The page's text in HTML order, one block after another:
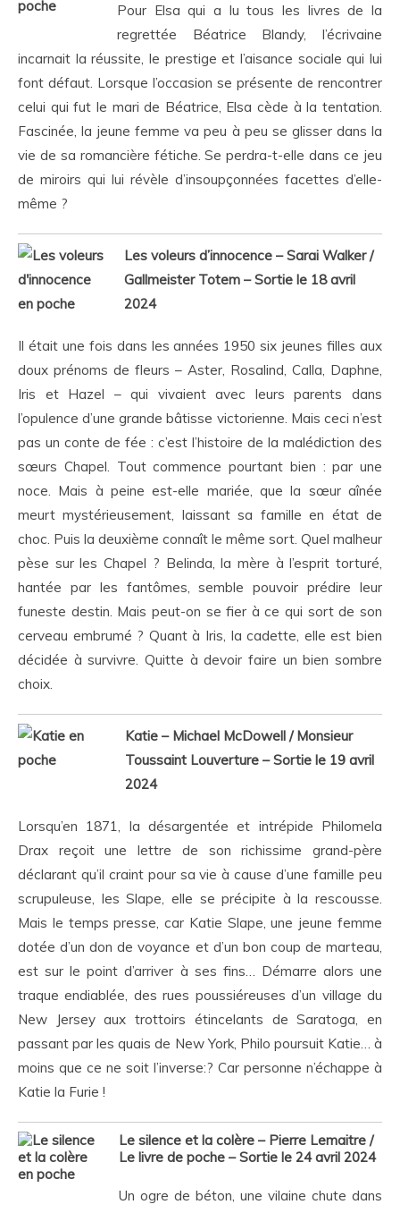
Pour Elsa qui a lu tous les livres de la
regrettée Béatrice Blandy, l’écrivaine
incarnait la réussite, le prestige et l’aisance sociale qui lui
font défaut. Lorsque l’occasion se présente de rencontrer
celui qui fut le mari de Béatrice, Elsa cède à la tentation.
Fascinée, la jeune femme va peu à peu se glisser dans la
vie de sa romancière fétiche. Se perdra-t-elle dans ce jeu
de miroirs qui lui révèle d’insoupçonnées facettes d’elle-
même ?
Les voleurs d’innocence – Sarai Walker /
Gallmeister Totem – Sortie le 18 avril
2024
Il était une fois dans les années 1950 six jeunes filles aux
doux prénoms de fleurs – Aster, Rosalind, Calla, Daphne,
Iris et Hazel – qui vivaient avec leurs parents dans
l’opulence d’une grande bâtisse victorienne. Mais ceci n’est
pas un conte de fée : c’est l’histoire de la malédiction des
sœurs Chapel. Tout commence pourtant bien : par une
noce. Mais à peine est-elle mariée, que la sœur aînée
meurt mystérieusement, laissant sa famille en état de
choc. Puis la deuxième connaît le même sort. Quel malheur
pèse sur les Chapel ? Belinda, la mère à l’esprit torturé,
hantée par les fantômes, semble pouvoir prédire leur
funeste destin. Mais peut-on se fier à ce qui sort de son
cerveau embrumé ? Quant à Iris, la cadette, elle est bien
décidée à survivre. Quitte à devoir faire un bien sombre
choix.
Katie – Michael McDowell / Monsieur
Toussaint Louverture – Sortie le 19 avril
2024
Lorsqu’en 1871, la désargentée et intrépide Philomela
Drax reçoit une lettre de son richissime grand-père
déclarant qu’il craint pour sa vie à cause d’une famille peu
scrupuleuse, les Slape, elle se précipite à la rescousse.
Mais le temps presse, car Katie Slape, une jeune femme
dotée d’un don de voyance et d’un bon coup de marteau,
est sur le point d’arriver à ses fins… Démarre alors une
traque endiablée, des rues poussiéreuses d’un village du
New Jersey aux trottoirs étincelants de Saratoga, en
passant par les quais de New York, Philo poursuit Katie… à
moins que ce ne soit l’inverse:? Car personne n’échappe à
Katie la Furie !
Le silence et la colère – Pierre Lemaitre /
Le livre de poche – Sortie le 24 avril 2024
Un ogre de béton, une vilaine chute dans